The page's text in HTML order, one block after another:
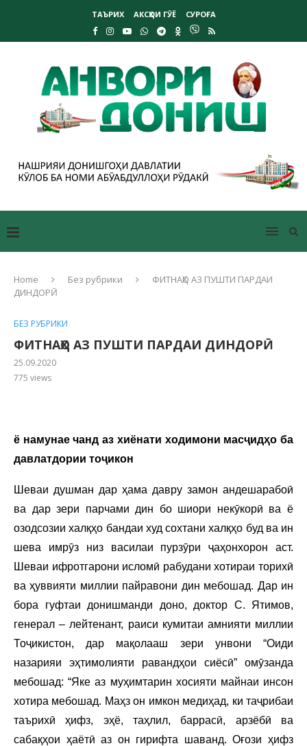
ТАЪРИХ АКСҲОИ ГӮЁ СУРОҒА
Home Без рубрики
ФИТНАҲО АЗ ПУШТИ ПАРДАИ
ДИНДОРӢ
БЕЗ РУБРИКИ
ФИТНАҲО АЗ ПУШТИ ПАРДАИ ДИНДОРӢ
25.09.2020
775 views
ё намунае чанд аз хиёнати ходимони масҷидҳо ба
давлатдории тоҷикон
Шеваи душман дар ҳама давру замон андешарабоӣ
ва дар зери парчами дин бо шиори некӯкорӣ ва ё
озодсозии халқҳо бандаи худ сохтани халқҳо буд ва ин
шева имрӯз низ василаи пурзӯри ҷаҳонхорон аст.
Шеваи ифротгарони исломӣ рабудани хотираи торихӣ
ва ҳуввияти миллии пайравони дин мебошад. Дар ин
бора гуфтаи донишманди доно, доктор С. Ятимов,
генерал – лейтенант, раиси кумитаи амнияти миллии
Тоҷикистон, дар мақолааш зери унвони “Оиди
назарияи эҳтимолияти равандҳои сиёсӣ” омӯзанда
мебошад: “Яке аз муҳимтарин хосияти майнаи инсон
хотира мебошад. Маҳз он имкон медиҳад, ки таҷрибаи
таърихӣ ҳифз, эҳё, таҳлил, баррасӣ, арзёбӣ ва
сабақҳои ҳаётӣ аз он гирифта шаванд. Оғози ҳифз